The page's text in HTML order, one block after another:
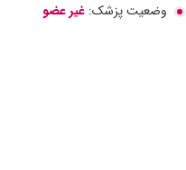
وضعیت پزشک: غیر عضو